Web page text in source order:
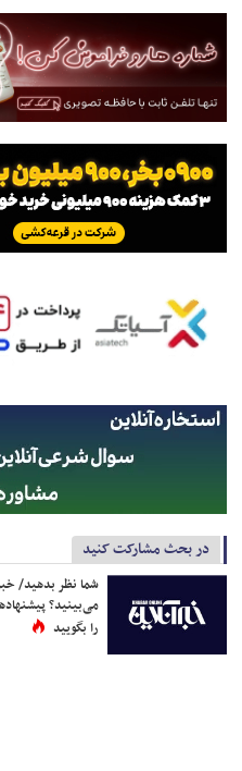
در بحث مشارکت کنید
شما نظر بدهید/
می‌بینید؟
را بگویید